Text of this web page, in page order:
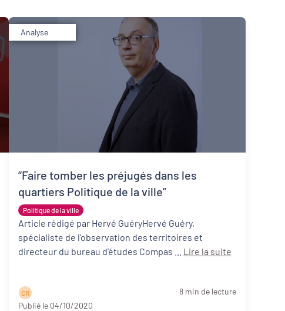
Dynamiques territoriales pour l’emploi
Analyse
Politique de la ville
“Faire tomber les préjugés dans les
quartiers Politique de la ville”
Article rédigé par Hervé GuéryHervé Guéry,
spécialiste de l’observation des territoires et
Lire la suite
C R
8 min de lecture
Publié le 04/10/2020